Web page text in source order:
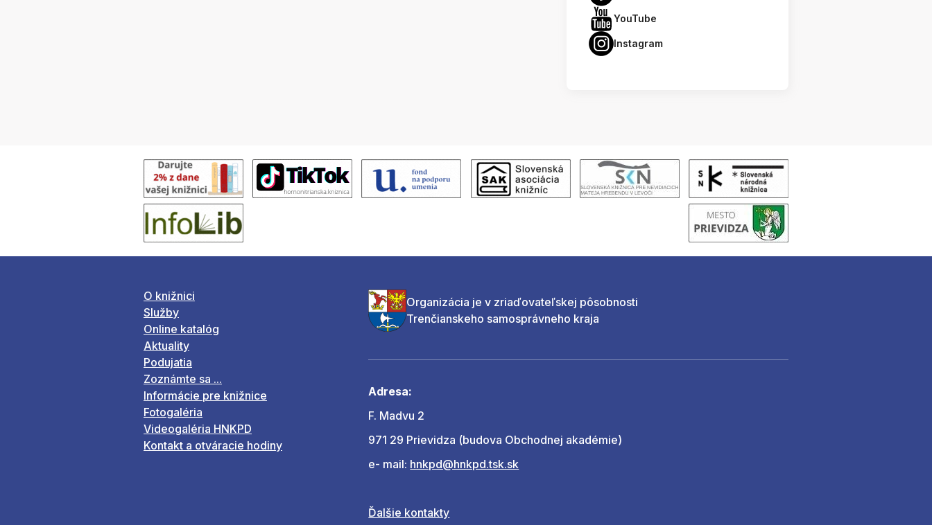
YouTube
Instagram
O knižnici
Služby
Online katalóg
Aktuality
Podujatia
Zoznámte sa ...
Informácie pre knižnice
Fotogaléria
Videogaléria HNKPD
Kontakt a otváracie hodiny
Organizácia je v zriaďovateľskej pôsobnosti
Trenčianskeho samosprávneho kraja
Adresa:
F. Madvu 2
971 29 Prievidza (budova Obchodnej akadémie)
e- mail: hnkpd@hnkpd.tsk.sk
Ďalšie kontakty